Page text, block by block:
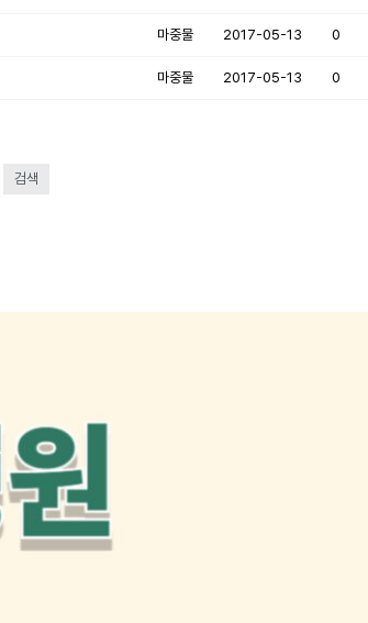
마중물 2017-05-13 0
마중물 2017-05-13 0
검색